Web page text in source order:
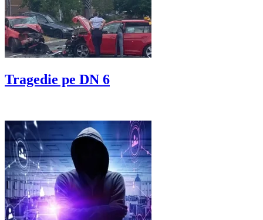
Tragedie pe DN 6